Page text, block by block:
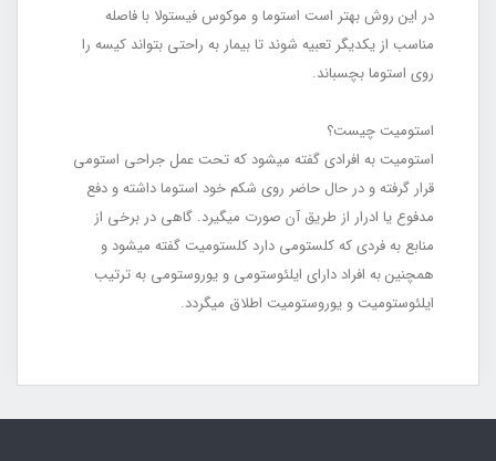
در این روش بهتر است استوما و موکوس فیستولا با فاصله
مناسب از یکدیگر تعبیه شوند تا بیمار به راحتی بتواند کیسه را
روی استوما بچسباند.
استومیت چیست؟
استومیت به افرادی گفته می‎شود که تحت عمل جراحی استومی
قرار گرفته و در حال حاضر روی شکم خود استوما داشته و دفع
مدفوع یا ادرار از طریق آن صورت می‏گیرد. گاهی در برخی از
منابع به فردی که کلستومی دارد کلستومیت گفته می‎شود و
همچنین به افراد دارای ایلئوستومی و یوروستومی به ترتیب
ایلئوستومیت و یوروستومیت اطلاق می‎گردد.